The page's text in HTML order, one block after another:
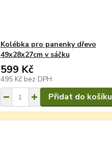
Kolébka pro panenky dřevo
49x28x27cm v sáčku
599 Kč
495 Kč bez DPH
Přidat do košíku